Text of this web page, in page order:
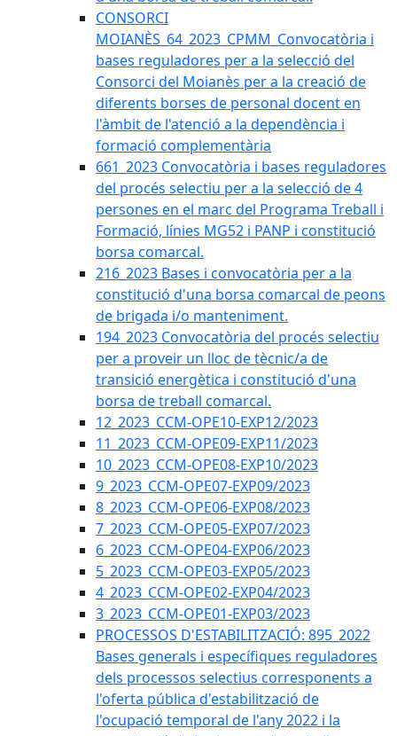
CONSORCI
MOIANÈS_64_2023_CPMM_Convocatòria i
bases reguladores per a la selecció del
Consorci del Moianès per a la creació de
diferents borses de personal docent en
l'àmbit de l'atenció a la dependència i
formació complementària
661_2023 Convocatòria i bases reguladores
del procés selectiu per a la selecció de 4
persones en el marc del Programa Treball i
Formació, línies MG52 i PANP i constitució
borsa comarcal.
216_2023 Bases i convocatòria per a la
constitució d'una borsa comarcal de peons
de brigada i/o manteniment.
194_2023 Convocatòria del procés selectiu
per a proveir un lloc de tècnic/a de
transició energètica i constitució d'una
borsa de treball comarcal.
12_2023_CCM-OPE10-EXP12/2023
11_2023_CCM-OPE09-EXP11/2023
10_2023_CCM-OPE08-EXP10/2023
9_2023_CCM-OPE07-EXP09/2023
8_2023_CCM-OPE06-EXP08/2023
7_2023_CCM-OPE05-EXP07/2023
6_2023_CCM-OPE04-EXP06/2023
5_2023_CCM-OPE03-EXP05/2023
4_2023_CCM-OPE02-EXP04/2023
3_2023_CCM-OPE01-EXP03/2023
PROCESSOS D'ESTABILITZACIÓ: 895_2022
Bases generals i específiques reguladores
dels processos selectius corresponents a
l'oferta pública d'estabilització de
l'ocupació temporal de l'any 2022 i la